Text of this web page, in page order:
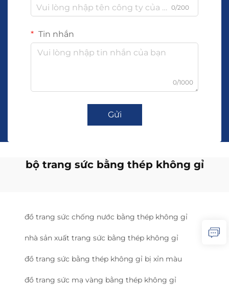
0/200
Tin nhắn
0/1000
Gửi
bộ trang sức bằng thép không gỉ
đồ trang sức chống nước bằng thép không gỉ
nhà sản xuất trang sức bằng thép không gỉ
đồ trang sức bằng thép không gỉ bị xỉn màu
đồ trang sức mạ vàng bằng thép không gỉ